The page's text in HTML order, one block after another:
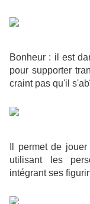
Bonheur : il est
pour supporter
craint pas qu'il
Il permet de
utilisant les
intégrant ses